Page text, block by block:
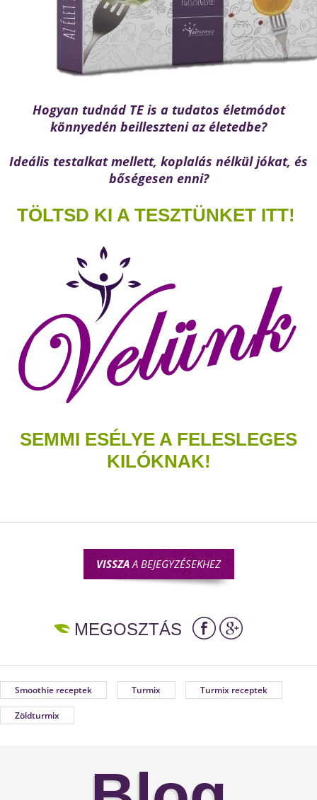
Hogyan tudnád TE is a tudatos életmódot
könnyedén beilleszteni az életedbe?
Ideális testalkat mellett, koplalás nélkül jókat, és
bőségesen enni?
TÖLTSD KI A TESZTÜNKET ITT!
SEMMI ESÉLYE A FELESLEGES
KILÓKNAK!
VISSZAA BEJEGYZÉSEKHEZ
MEGOSZTÁS
Smoothie receptek Turmix Turmix receptek
Zöldturmix